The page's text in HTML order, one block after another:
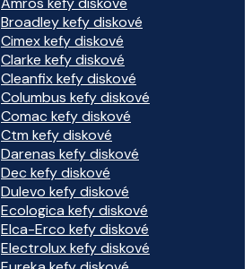
Broadley kefy diskové
Cimex kefy diskové
Clarke kefy diskové
Cleanfix kefy diskové
Columbus kefy diskové
Comac kefy diskové
Ctm kefy diskové
Darenas kefy diskové
Dec kefy diskové
Dulevo kefy diskové
Ecologica kefy diskové
Elca-Erco kefy diskové
Electrolux kefy diskové